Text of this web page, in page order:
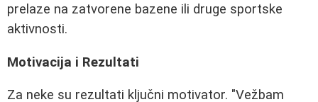
prelaze na zatvorene bazene ili druge sportske
aktivnosti.
Motivacija i Rezultati
Za neke su rezultati ključni motivator. "Vežbam